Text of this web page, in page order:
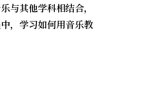
与其他学科相结合，
，学习如何用音乐教